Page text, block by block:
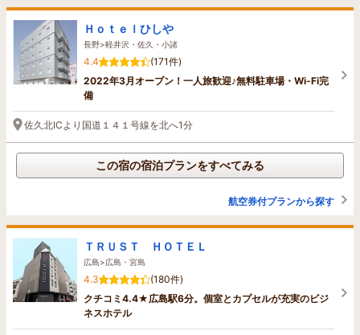
Ｈｏｔｅｌひしや
長野>軽井沢・佐久・小諸
4.4
(171件)
2022年3月オープン！一人旅歓迎♪無料駐車場・Wi-Fi完
備
佐久北ICより国道１４１号線を北へ1分
この宿の宿泊プランをすべてみる
航空券付プランから探す
ＴＲＵＳＴ ＨＯＴＥＬ
広島>広島・宮島
4.3
(180件)
クチコミ4.4★広島駅6分。個室とカプセルが充実のビジ
ネスホテル